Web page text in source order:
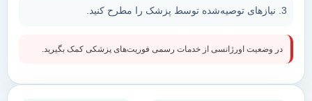
نیازهای توصیه‌شده توسط پزشک را مطرح کنید.
در وضعیت اورژانسی از خدمات رسمی فوریت‌های پزشکی کمک بگیرید.